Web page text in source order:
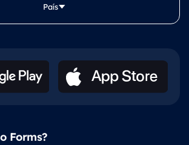
País
Forms?